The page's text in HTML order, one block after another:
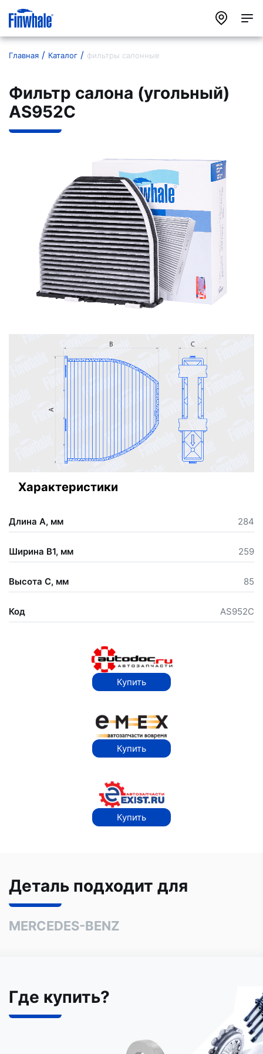
Главная Каталог фильтры салонные
Фильтр салона (угольный)
AS952C
Характеристики
Длина А, мм 284
Ширина В1, мм 259
Высота С, мм 85
Код AS952C
Купить
Купить
Купить
Деталь подходит для
MERCEDES-BENZ
Где купить?